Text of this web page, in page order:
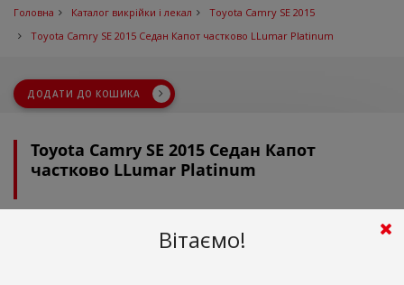
Головна Каталог викрійки і лекал
Toyota Camry SE 2015
Toyota Camry SE 2015 Седан Капот частково LLumar Platinum
ДОДАТИ ДО КОШИКА
Toyota Camry SE 2015 Седан Капот
частково LLumar Platinum
грн. ($73.11)
Вітаємо!